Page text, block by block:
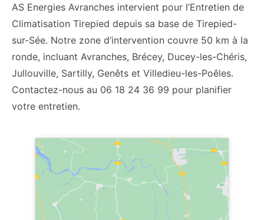
AS Energies Avranches intervient pour l’Entretien de
Climatisation Tirepied depuis sa base de Tirepied-
sur-Sée. Notre zone d’intervention couvre 50 km à la
ronde, incluant Avranches, Brécey, Ducey-les-Chéris,
Jullouville, Sartilly, Genêts et Villedieu-les-Poêles.
Contactez-nous au 06 18 24 36 99 pour planifier
votre entretien.